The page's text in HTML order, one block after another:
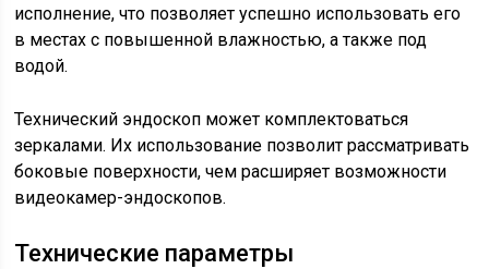
исполнение, что позволяет успешно использовать его
в местах с повышенной влажностью, а также под
водой.
Технический эндоскоп может комплектоваться
зеркалами. Их использование позволит рассматривать
боковые поверхности, чем расширяет возможности
видеокамер-эндоскопов.
Технические параметры